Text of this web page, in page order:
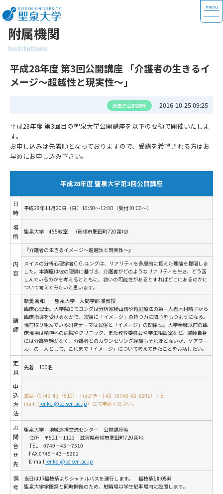
附属機関
Institutions
平成28年度 第3回公開講座 「介護者の生きるイ
メージ～超越性と現実性～」
過去の公開講座 2016-10-25 09:25
平成28年度 第3回目の聖泉大学公開講座を以下の要領で開催いたしま
す。
お申し込みは先着順となっておりますので、受講を希望される方はお
早めにお申し込み下さい。
平成28年度 聖泉大学第3回公開講座
日
時
平成28年11月20日（日）10:30～12:00（受付10:00～）
場
所
聖泉大学 455教室 （彦根市肥田町720番地）
内
容
『介護者の生きるイメージ～超越性と現実性～』
スイスの分析心理学者C.G.ユングは、リアリティを多層的に捉えた理論を提唱しま
した。本講座は彼の理論に基づき、介護者がどのようなリアリティを生き、どう苦
しんでいるのかを考えるとともに、救いの可能性があるとすればどこにあるのかに
ついて考えてみたいと思います。
講
師
新美 秀和 聖泉大学 人間学部 准教授
臨床心理士。大学院にてユングは分析家横山博や箱庭療法の第一人者木村晴子から
臨床指導を受けるなかで、次第に「イメージ」の持つ力に関心をもつようになる。
現在取り組んでいる研究テーマは民俗と「イメージ」の関係性。大学奉職以前の臨
床現場は精神科の病院やクリニック、また教育委員会や学生相談室など。講師自身
には介護経験がなく、介護者とのカウンセリング経験もそれほどないが、ケアワー
カーの一人として、これまで「イメージ」について考えてきたことをお話したい。
定
員
先着 100名
申
込
方
法
電話（0749-43-7510）・はがき・FAX（0749-43-5201）・E-
mail（renkei@seisen.ac.jp）にて申込ください。
お
問
合
せ
先
聖泉大学 地域連携交流センター 公開講座係
住所 〒521－1123 滋賀県彦根市肥田町720番地
TEL 0749－43－7510
FAX 0749－43－5201
E-mail renkei@seisen.ac.jp
備
考
当日はJR稲枝駅よりシャトルバスを運行します。 稲枝駅10:05発
聖泉大学学園祭と同時開催のため、駐輪場は学生駐車場内に設置します。